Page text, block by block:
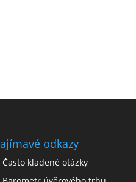
odkazy
Často kladené otázky